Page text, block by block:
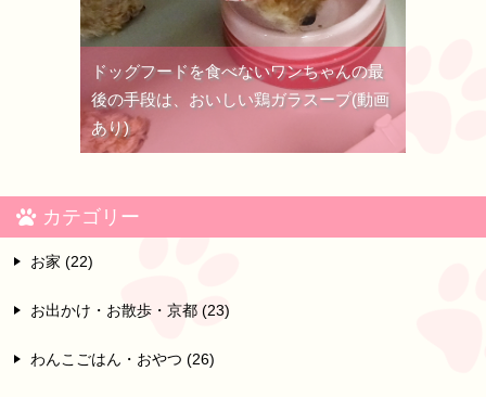
ドッグフードを食べないワンちゃんの最
後の手段は、おいしい鶏ガラスープ(動画
あり)
カテゴリー
お家 (22)
お出かけ・お散歩・京都 (23)
わんこごはん・おやつ (26)